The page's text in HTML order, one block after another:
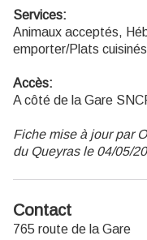
Services:
Animaux acceptés,
emporter/Plats
Accès:
A côté de la Gare
Fiche mise à jour par
du Queyras le 04/05/
Contact
765 route de la Gare